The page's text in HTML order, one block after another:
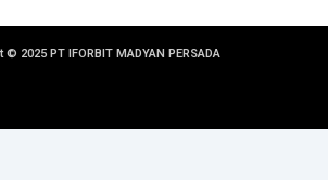
2025 PT IFORBIT MADYAN PERSADA